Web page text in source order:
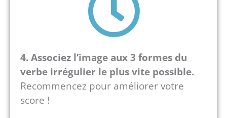
4. Associez l’image aux 3 formes du
verbe irrégulier le plus vite possible.
Recommencez pour améliorer votre
score !